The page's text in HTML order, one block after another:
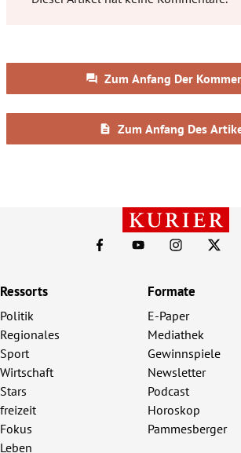
Ressorts
Politik
Regionales
Sport
Wirtschaft
Stars
freizeit
Fokus
Leben
Formate
E-Paper
Mediathek
Gewinnspiele
Newsletter
Podcast
Horoskop
Pammesberger